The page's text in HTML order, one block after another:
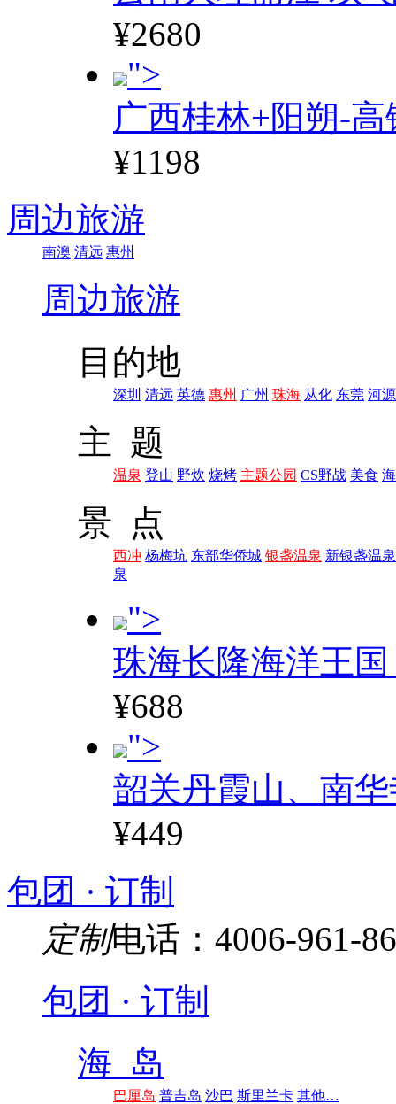
¥2680
">
广西桂林+阳朔-高
¥1198
周边旅游
南澳 清远 惠州
周边旅游
目的地
深圳 清远 英德 惠州 广州 珠海 从化 东莞 河源
主 题
温泉 登山 野炊 烧烤 主题公园 CS野战 美食
景 点
西冲 杨梅坑 东部华侨城 银盏温泉 新银盏温泉
泉
">
珠海长隆海洋王
¥688
">
韶关丹霞山、南
¥449
包团 · 订制
定制电话：4006-961-
包团 · 订制
海 岛
巴厘岛 普吉岛 沙巴 斯里兰卡 其他…